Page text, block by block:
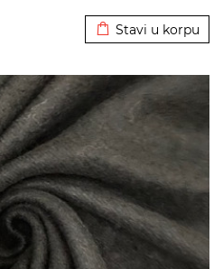
Stavi u korpu